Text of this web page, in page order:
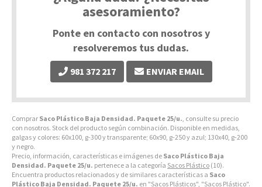
Comprar Saco Plástico Baja Densidad. Paquete 25/u., consulte su precio
con nosotros. Stock del producto según combinación. Disponible en medidas,
galgas y colores: 60x100, g-300 y transparente; 60x90, g-250 y azul; 130x40, g-200
y negro.
Precio, información, características e imágenes de Saco Plástico Baja
Densidad. Paquete 25/u. pertenece a la categoría Sacos Plástico (10).
Encuentra productos relacionados y de similares características a Saco
Plástico Baja Densidad. Paquete 25/u. en "Sacos Plásticos", "Sacos Plástico".
asesoramiento?
Ponte en contacto con nosotros y
resolveremos tus dudas.
981 372 217 ENVIAR EMAIL